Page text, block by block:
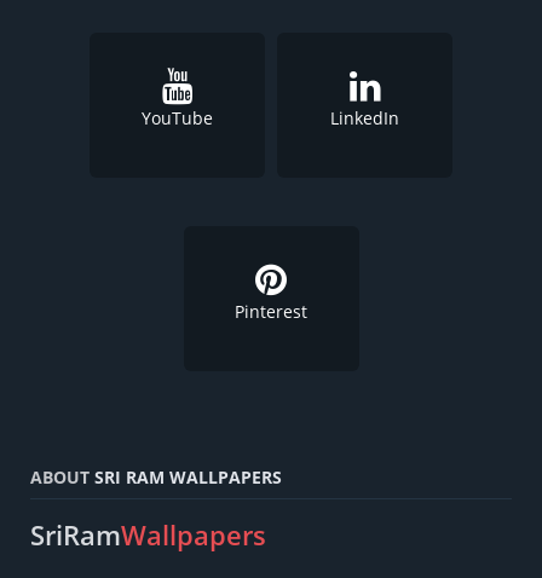
YouTube LinkedIn
Pinterest
ABOUT SRI RAM WALLPAPERS
SriRamWallpapers